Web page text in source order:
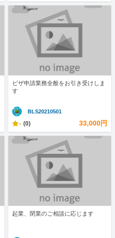
ビザ申請業務全般をお引き受けしま
す
BLS20210501
- (0) 33,000円
起業、閉業のご相談に応じます